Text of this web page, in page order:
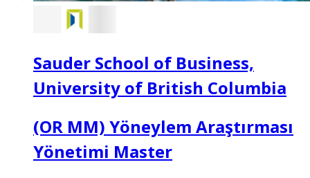
Sauder School of Business,
University of British Columbia
(OR MM) Yöneylem Araştırması
Yönetimi Master